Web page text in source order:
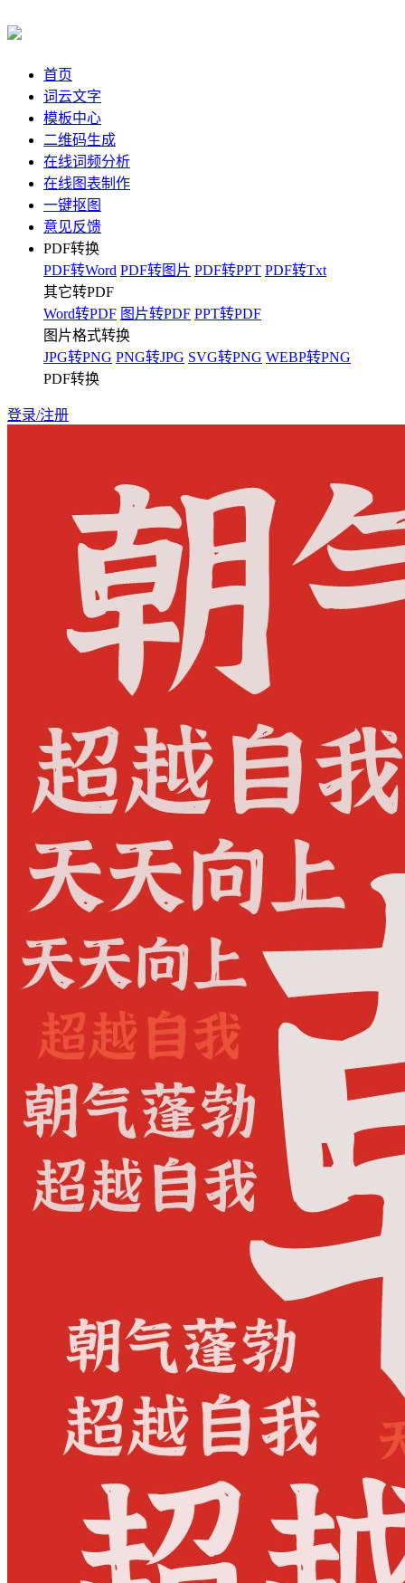
首页
词云文字
模板中心
二维码生成
在线词频分析
在线图表制作
一键抠图
意见反馈
PDF转换
PDF转Word PDF转图片 PDF转PPT PDF转Txt
其它转PDF
Word转PDF 图片转PDF PPT转PDF
图片格式转换
JPG转PNG PNG转JPG SVG转PNG WEBP转PNG
PDF转换
登录/注册